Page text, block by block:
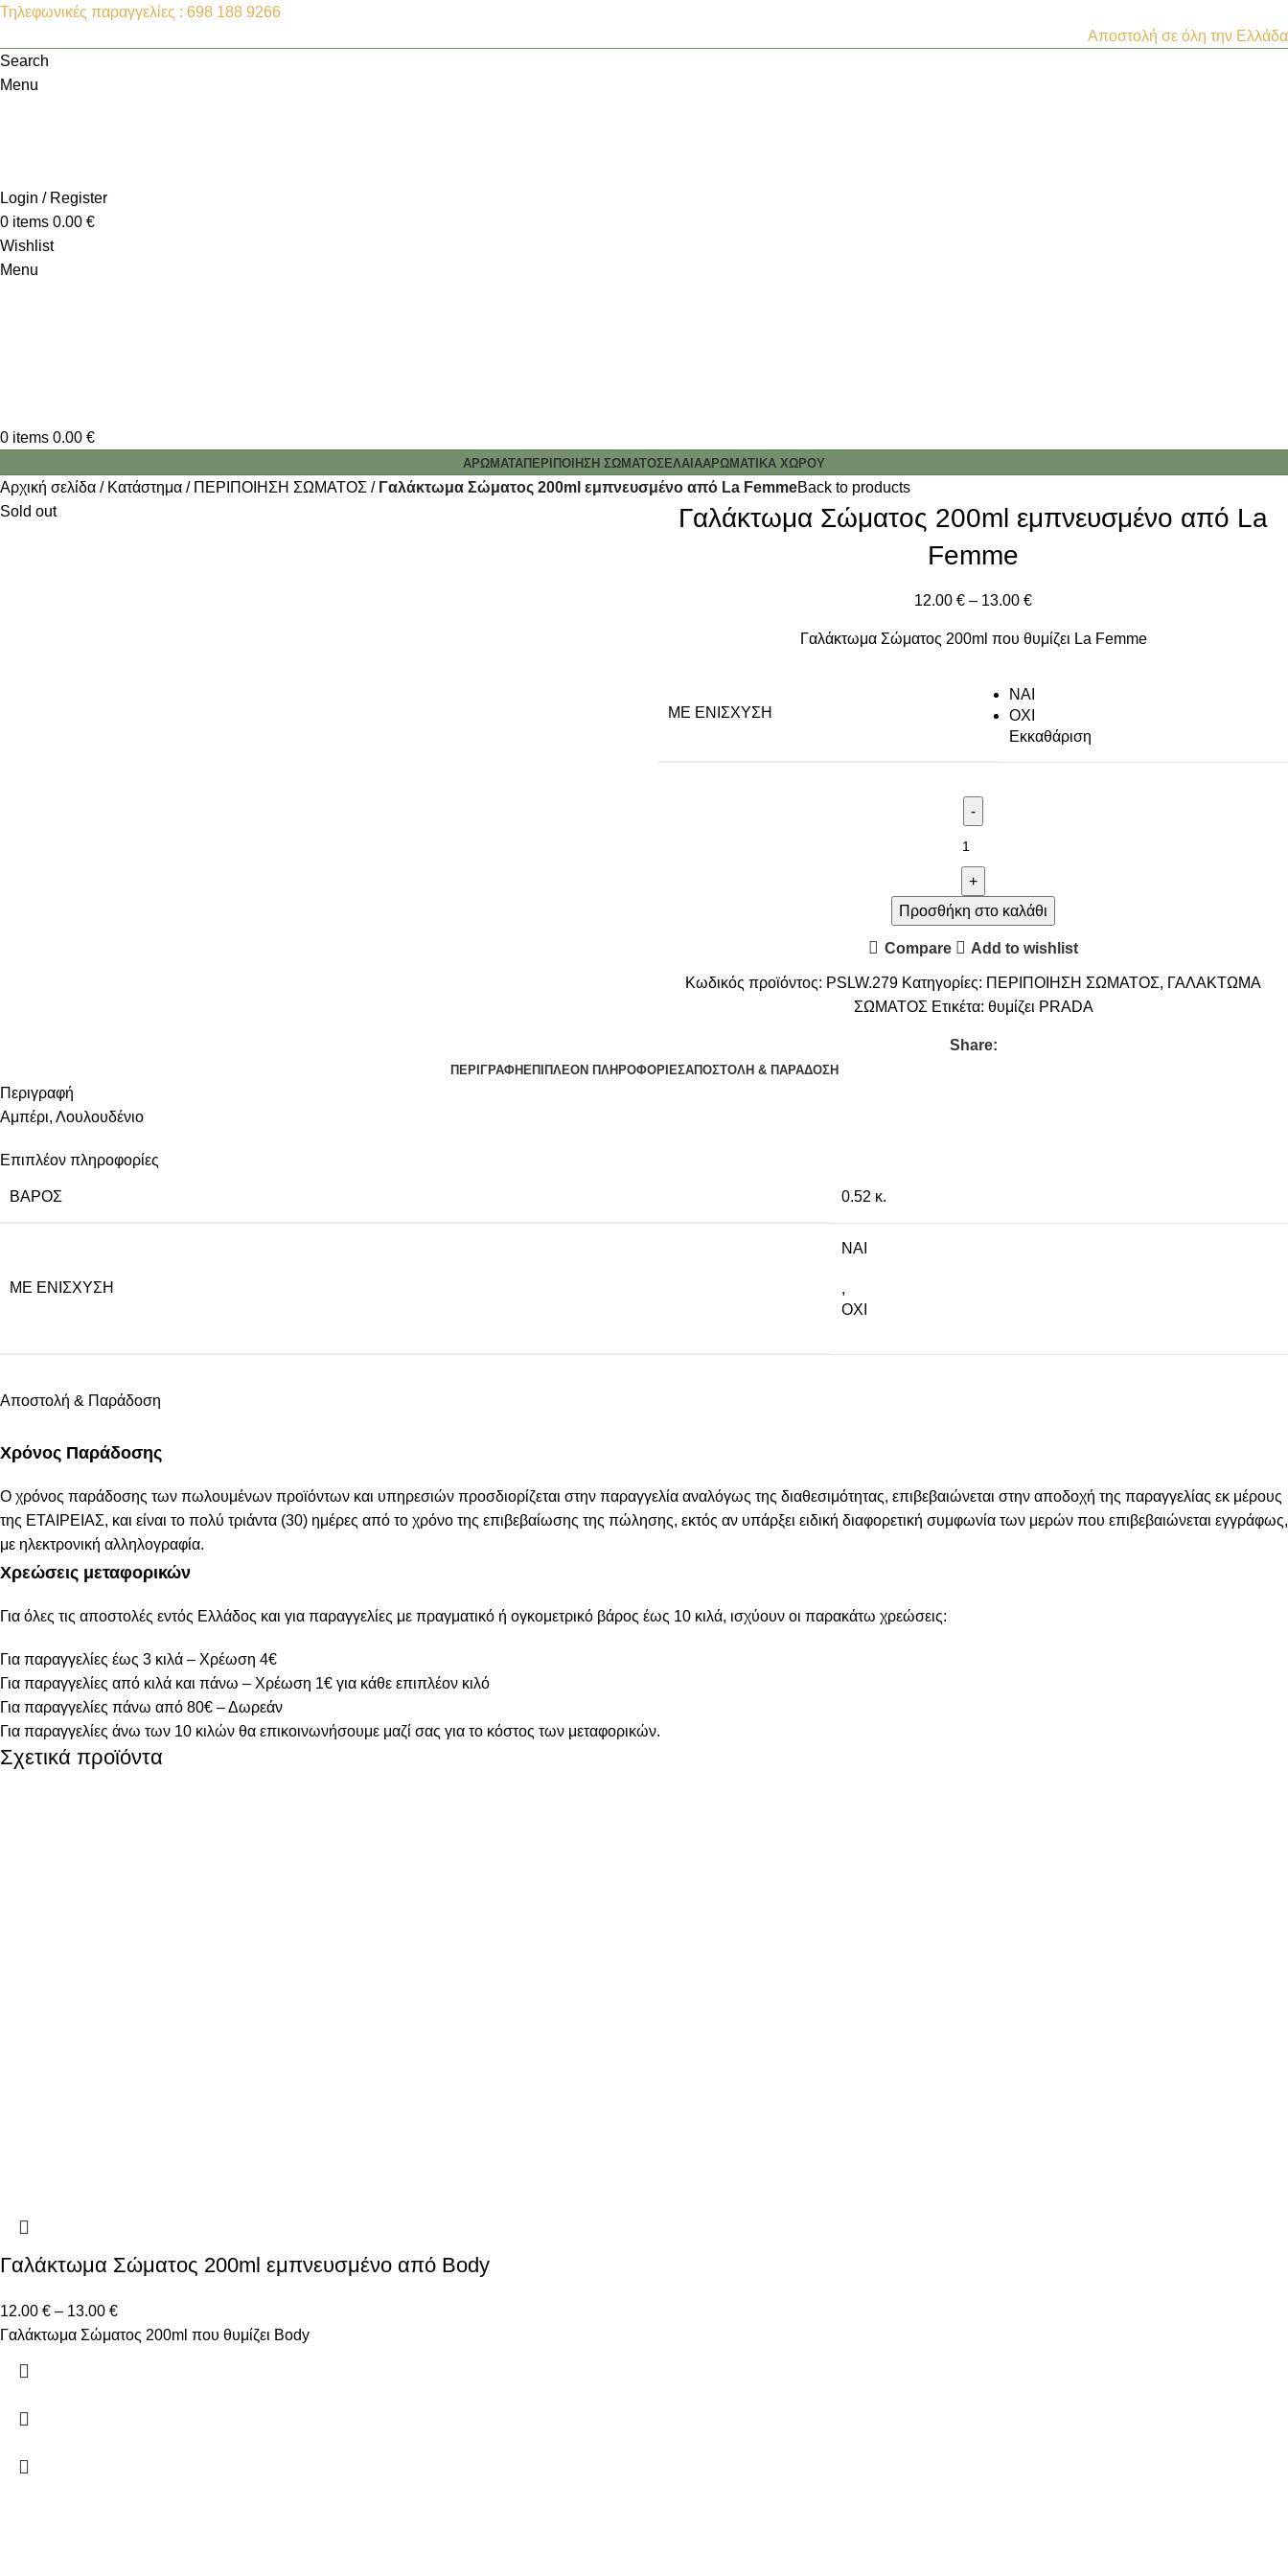
Τηλεφωνικές παραγγελίες : 698 188 9266
Αποστολή σε όλη την Ελλάδα
Search
Menu
Login / Register
0 items 0.00 €
Wishlist
Menu
0 items 0.00 €
ΑΡΩΜΑΤΑΠΕΡΙΠΟΙΗΣΗ ΣΩΜΑΤΟΣ ΕΛΑΙΑΑΡΩΜΑΤΙΚΑ ΧΩΡΟΥ
Αρχική σελίδα Κατάστημα ΠΕΡΙΠΟΙΗΣΗ ΣΩΜΑΤΟΣ Γαλάκτωμα Σώματος 200ml εμπνευσμένο από La FemmeBack to products
Sold out
Γαλάκτωμα Σώματος 200ml εμπνευσμένο από La
Femme
12.00 € – 13.00 €
Γαλάκτωμα Σώματος 200ml που θυμίζει La Femme
ΜΕ ΕΝΊΣΧΥΣΗ
NAI
ΟΧΙ
Εκκαθάριση
Προσθήκη στο καλάθι
Compare Add to wishlist
Κωδικός προϊόντος: PSLW.279 Κατηγορίες: ΠΕΡΙΠΟΙΗΣΗ ΣΩΜΑΤΟΣ, ΓΑΛΑΚΤΩΜΑ
ΣΩΜΑΤΟΣ Ετικέτα: θυμίζει PRADA
Share:
ΠΕΡΙΓΡΑΦΉ ΕΠΙΠΛΈΟΝ ΠΛΗΡΟΦΟΡΊΕΣΑΠΟΣΤΟΛΉ & ΠΑΡΆΔΟΣΗ
Περιγραφή
Αμπέρι, Λουλουδένιο
Επιπλέον πληροφορίες
ΒΆΡΟΣ 0.52 κ.
ΜΕ ΕΝΊΣΧΥΣΗ
NAI
,
ΟΧΙ
Αποστολή & Παράδοση
Χρόνος Παράδοσης
Ο χρόνος παράδοσης των πωλουμένων προϊόντων και υπηρεσιών προσδιορίζεται στην παραγγελία αναλόγως της διαθεσιμότητας, επιβεβαιώνεται στην αποδοχή της παραγγελίας εκ μέρους
της ΕΤΑΙΡΕΙΑΣ, και είναι το πολύ τριάντα (30) ημέρες από το χρόνο της επιβεβαίωσης της πώλησης, εκτός αν υπάρξει ειδική διαφορετική συμφωνία των μερών που επιβεβαιώνεται εγγράφως,
με ηλεκτρονική αλληλογραφία.
Χρεώσεις μεταφορικών
Για όλες τις αποστολές εντός Ελλάδος και για παραγγελίες με πραγματικό ή ογκομετρικό βάρος έως 10 κιλά, ισχύουν οι παρακάτω χρεώσεις:
Για παραγγελίες έως 3 κιλά – Χρέωση 4€
Για παραγγελίες από κιλά και πάνω – Χρέωση 1€ για κάθε επιπλέον κιλό
Για παραγγελίες πάνω από 80€ – Δωρεάν
Για παραγγελίες άνω των 10 κιλών θα επικοινωνήσουμε μαζί σας για το κόστος των μεταφορικών.
Σχετικά προϊόντα
Γαλάκτωμα Σώματος 200ml εμπνευσμένο από Body
12.00 € – 13.00 €
Γαλάκτωμα Σώματος 200ml που θυμίζει Body